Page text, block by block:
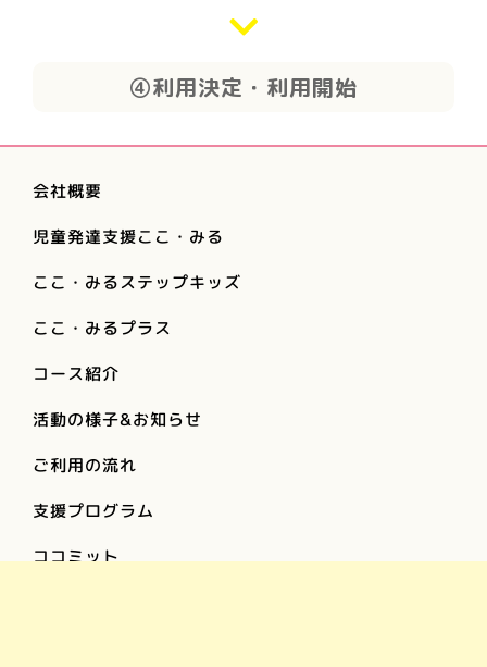
④利用決定・利用開始
会社概要
児童発達支援ここ・みる
ここ・みるステップキッズ
ここ・みるプラス
コース紹介
活動の様子&お知らせ
ご利用の流れ
支援プログラム
ココミット